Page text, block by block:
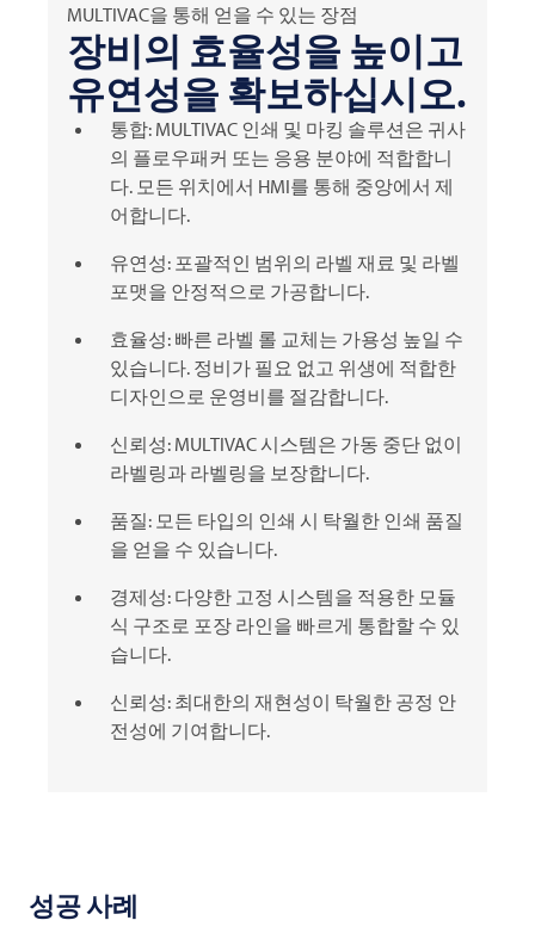
MULTIVAC을 통해 얻을 수 있는 장점
장비의 효율성을 높이고
유연성을 확보하십시오.
통합: MULTIVAC 인쇄 및 마킹 솔루션은 귀사
의 플로우패커 또는 응용 분야에 적합합니
다. 모든 위치에서 HMI를 통해 중앙에서 제
어합니다.
유연성: 포괄적인 범위의 라벨 재료 및 라벨
포맷을 안정적으로 가공합니다.
효율성: 빠른 라벨 롤 교체는 가용성 높일 수
있습니다. 정비가 필요 없고 위생에 적합한
디자인으로 운영비를 절감합니다.
신뢰성: MULTIVAC시스템은 가동 중단 없이
라벨링과 라벨링을 보장합니다.
품질: 모든 타입의 인쇄 시 탁월한 인쇄 품질
을 얻을 수 있습니다.
경제성: 다양한 고정 시스템을 적용한 모듈
식 구조로 포장 라인을 빠르게 통합할 수 있
습니다.
신뢰성: 최대한의 재현성이 탁월한 공정 안
전성에 기여합니다.
성공 사례